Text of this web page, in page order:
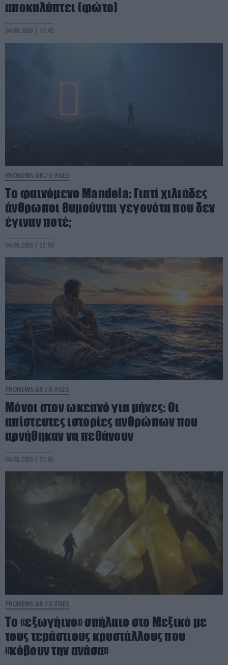
αποκαλύπτει (φώτο)
04.08.2026 | 22:45
PRONEWS.GR / X-FILES
Το φαινόμενο Mandela: Γιατί χιλιάδες
άνθρωποι θυμούνται γεγονότα που δεν
έγιναν ποτέ;
04.08.2026 | 22:00
PRONEWS.GR /X-FILES
Μόνοι στον ωκεανό για μήνες: Οι
απίστευτες ιστορίες ανθρώπων που
αρνήθηκαν να πεθάνουν
04.08.2026 | 21:45
PRONEWS.GR /X-FILES
Το «εξωγήινο» σπήλαιο στο Μεξικό με
τους τεράστιους κρυστάλλους που
«κόβουν την ανάσα»